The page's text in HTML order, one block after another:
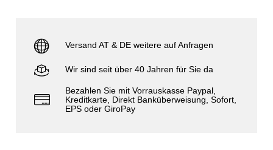
Versand AT & DE weitere auf Anfragen
Wir sind seit über 40 Jahren für Sie da
Bezahlen Sie mit Vorrauskasse Paypal,
Kreditkarte, Direkt Banküberweisung, Sofort,
EPS oder GiroPay